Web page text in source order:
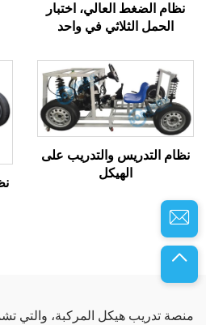
نظام الضغط العالي، اختبار
الحمل الثلاثي في واحد
نظام التدريس والتدريب على
الهيكل
منصة تدريب هيكل المركبة، والتي